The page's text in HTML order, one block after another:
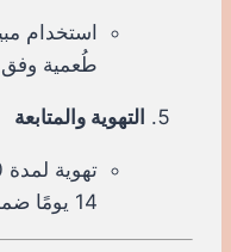
استخدام
طُعمية
التهوية والمتابعة
14 يومًا ضمن الضمان.